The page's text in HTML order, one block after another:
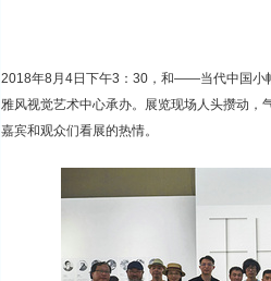
2018年8月4日下午3：30，和——当代中国小
雅风视觉艺术中心承办。展览现场人头攒动，
嘉宾和观众们看展的热情。